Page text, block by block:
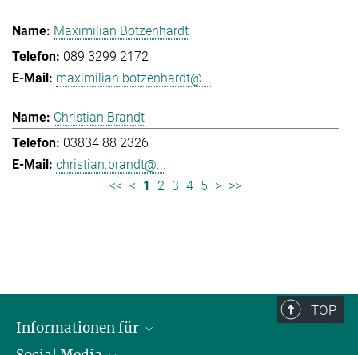
Maximilian Botzenhardt
089 3299 2172
maximilian.botzenhardt@...
Christian Brandt
03834 88 2326
christian.brandt@...
<< < 1 2 3 4 5 > >>
TOP
Informationen für